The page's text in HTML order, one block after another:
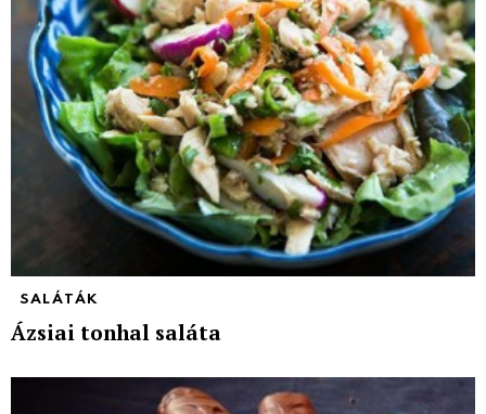
SALÁTÁK
Ázsiai tonhal saláta